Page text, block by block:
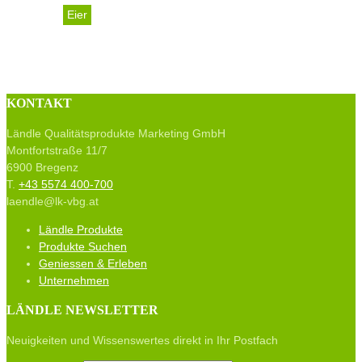
Eier
KONTAKT
Ländle Qualitätsprodukte Marketing GmbH
Montfortstraße 11/7
6900 Bregenz
T. +43 5574 400-700
laendle@lk-vbg.at
Ländle Produkte
Produkte Suchen
Geniessen & Erleben
Unternehmen
LÄNDLE NEWSLETTER
Neuigkeiten und Wissenswertes direkt in Ihr Postfach